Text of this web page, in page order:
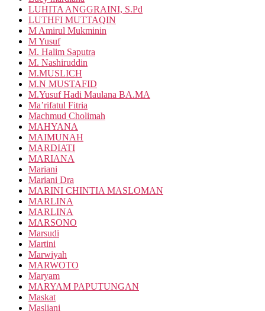
LUHITA ANGGRAINI, S.Pd
LUTHFI MUTTAQIN
M Amirul Mukminin
M Yusuf
M. Halim Saputra
M. Nashiruddin
M.MUSLICH
M.N MUSTAFID
M.Yusuf Hadi Maulana BA.MA
Ma’rifatul Fitria
Machmud Cholimah
MAHYANA
MAIMUNAH
MARDIATI
MARIANA
Mariani
Mariani Dra
MARINI CHINTIA MASLOMAN
MARLINA
MARLINA
MARSONO
Marsudi
Martini
Marwiyah
MARWOTO
Maryam
MARYAM PAPUTUNGAN
Maskat
Masliani